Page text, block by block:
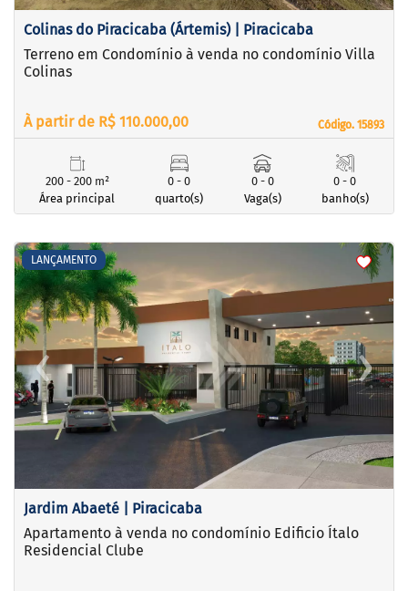
Colinas do Piracicaba (Ártemis) | Piracicaba
Código. 15893
Código. 15893
Terreno em Condomínio à venda no condomínio Villa
Colinas
À partir de R$ 110.000,00
200 - 200 m²
Área principal
0 - 0
quarto(s)
0 - 0
Vaga(s)
0 - 0
banho(s)
LANÇAMENTO
<<<<
‹Previous ›Next
Jardim Abaeté | Piracicaba
Apartamento à venda no condomínio Edificio Ítalo
Residencial Clube